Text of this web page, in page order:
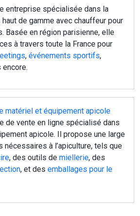
entreprise spécialisée dans la
haut de gamme avec chauffeur pour
Basée en région parisienne, elle
à travers toute la France pour
, événements sportifs,
encore.
matériel et équipement apicole
de vente en ligne spécialisé dans
apicole. Il propose une large
nécessaires à l’apiculture, tels que
, des outils de miellerie, des
, et des emballages pour le